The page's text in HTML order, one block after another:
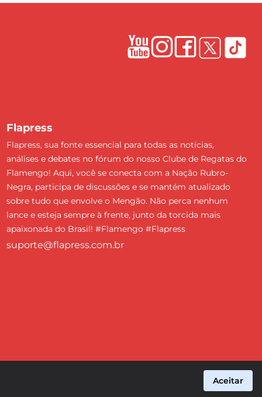
Flapress
Flapress, sua fonte essencial para todas as notícias,
análises e debates no fórum do nosso Clube de Regatas do
Flamengo! Aqui, você se conecta com a Nação Rubro-
Negra, participa de discussões e se mantém atualizado
sobre tudo que envolve o Mengão. Não perca nenhum
lance e esteja sempre à frente, junto da torcida mais
apaixonada do Brasil! #Flamengo #Flapress
suporte@flapress.com.br
Aceitar